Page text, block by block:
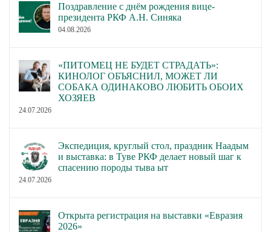
Поздравление с днём рождения вице-
президента РКФ А.Н. Синяка
04.08.2026
«ПИТОМЕЦ НЕ БУДЕТ СТРАДАТЬ»:
КИНОЛОГ ОБЪЯСНИЛ, МОЖЕТ ЛИ
СОБАКА ОДИНАКОВО ЛЮБИТЬ ОБОИХ
ХОЗЯЕВ
24.07.2026
Экспедиция, круглый стол, праздник Наадым
и выставка: в Туве РКФ делает новый шаг к
спасению породы тыва ыт
24.07.2026
Открыта регистрация на выставки «Евразия
2026»